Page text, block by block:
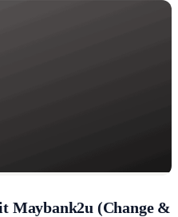
Maybank2u (Change &